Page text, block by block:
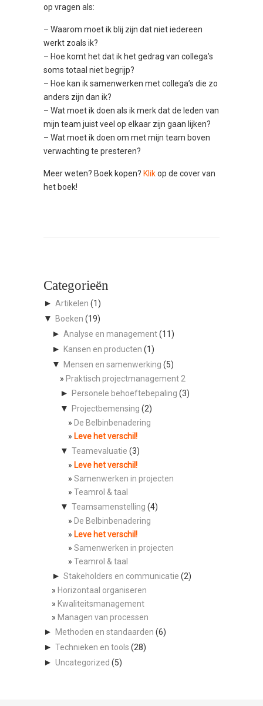
op vragen als:
– Waarom moet ik blij zijn dat niet iedereen
werkt zoals ik?
– Hoe komt het dat ik het gedrag van collega’s
soms totaal niet begrijp?
– Hoe kan ik samenwerken met collega’s die zo
anders zijn dan ik?
– Wat moet ik doen als ik merk dat de leden van
mijn team juist veel op elkaar zijn gaan lijken?
– Wat moet ik doen om met mijn team boven
verwachting te presteren?
Meer weten? Boek kopen? Klikop de cover van
het boek!
Categorieën
► Artikelen (1)
▼ Boeken (19)
► Analyse en management(11)
► Kansen en producten (1)
▼ Mensen en samenwerking (5)
Praktisch projectmanagement 2
► Personele behoeftebepaling (3)
▼ Projectbemensing (2)
De Belbinbenadering
Leve het verschil!
▼ Teamevaluatie (3)
Leve het verschil!
Samenwerken in projecten
Teamrol & taal
▼ Teamsamenstelling (4)
De Belbinbenadering
Leve het verschil!
Samenwerken in projecten
Teamrol & taal
► Stakeholders en communicatie (2)
Horizontaal organiseren
Kwaliteitsmanagement
Managen van processen
► Methoden en standaarden (6)
► Technieken en tools (28)
► Uncategorized (5)